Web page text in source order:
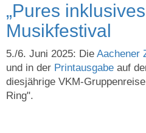
„Pures
Musikfestival
5./6. Juni 2025: Die Aachener
und in der Printausgabe auf
diesjährige VKM-
Ring".